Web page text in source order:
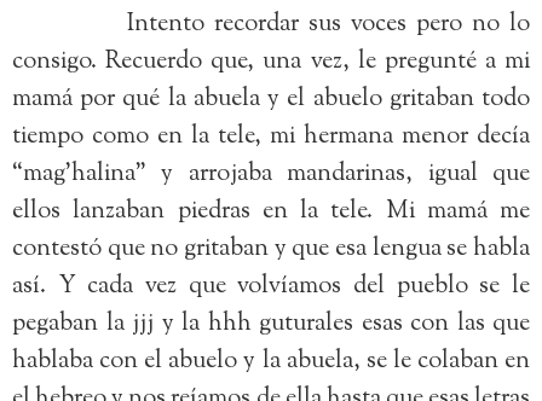
Intento recordar sus voces pero no lo
consigo. Recuerdo que, una vez, le pregunté a mi
mamá por qué la abuela y el abuelo gritaban todo
tiempo como en la tele, mi hermana menor decía
“mag’halina” y arrojaba mandarinas, igual que
ellos lanzaban piedras en la tele. Mi mamá me
contestó que no gritaban y que esa lengua se habla
así. Y cada vez que volvíamos del pueblo se le
pegaban la jjj y la hhh guturales esas con las que
hablaba con el abuelo y la abuela, se le colaban en